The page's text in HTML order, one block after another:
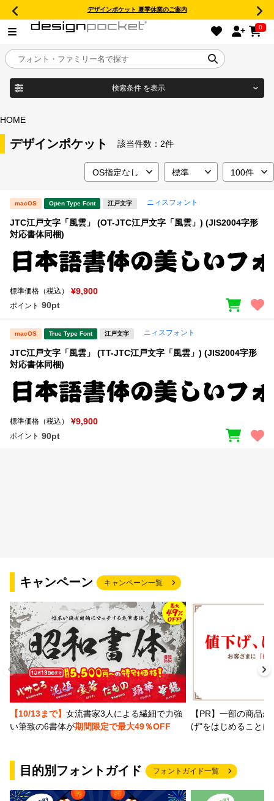
デザインポケット 夏季休業のご案内
0
目的別フォントガイド
特集
年間ライセンス商品
カート
マイページ
お気に入り
ご利用ガイド
検索条件 を表示
フォント形式
タイプフェイス
明朝体
宋朝体 清朝体
教科書体 行書体
草書体 勘亭流
文字種類
価格帯
〜
リセット
HOME
デザインポケット 該当件数： 2件
macOS Open Type Font 江戸文字 ニィスフォント
JTC江戸文字「風雲」 (OT-JTC江戸文字「風雲」) (JIS2004字形
対応書体同梱)
標準価格（税込） ¥9,900
ポイント 90pt
macOS True Type Font 江戸文字 ニィスフォント
JTC江戸文字「風雲」 (TT-JTC江戸文字「風雲」) (JIS2004字形
対応書体同梱)
標準価格（税込） ¥9,900
ポイント 90pt
キャンペーン キャンペーン一覧
【10/13まで】 女流書家3人による繊細で力強
い筆致の6書体が期間限定で最大49％OFF
【PR】一部の商品
げ"をはじめること
目的別フォントガイド フォントガイド一覧